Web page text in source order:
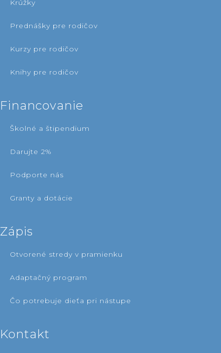
krúžky
prednášky pre rodičov
kurzy pre rodičov
knihy pre rodičov
financovanie
školné a štipendium
darujte 2%
podporte nás
granty a dotácie
zápis
otvorené stredy v pramienku
adaptačný program
čo potrebuje dieťa pri nástupe
kontakt